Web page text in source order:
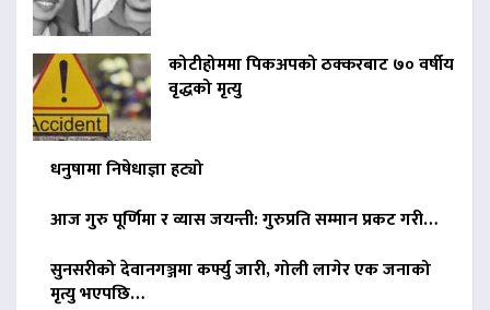
कोटीहोममा पिकअपको ठक्करबाट ७० वर्षीय
वृद्धको मृत्यु
धनुषामा निषेधाज्ञा हट्यो
आज गुरु पूर्णिमा र व्यास जयन्ती: गुरुप्रति सम्मान प्रकट गरी…
सुनसरीको देवानगञ्जमा कर्फ्यु जारी, गोली लागेर एक जनाको
मृत्यु भएपछि…